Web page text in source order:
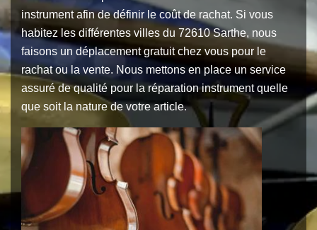
instrument afin de définir le coût de rachat. Si vous
habitez les différentes villes du 72610 Sarthe, nous
faisons un déplacement gratuit chez vous pour le
rachat ou la vente. Nous mettons en place un service
assuré de qualité pour la réparation instrument quelle
que soit la nature de votre article.